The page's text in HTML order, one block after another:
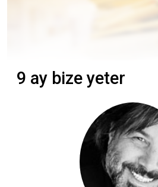
9 ay bize yeter